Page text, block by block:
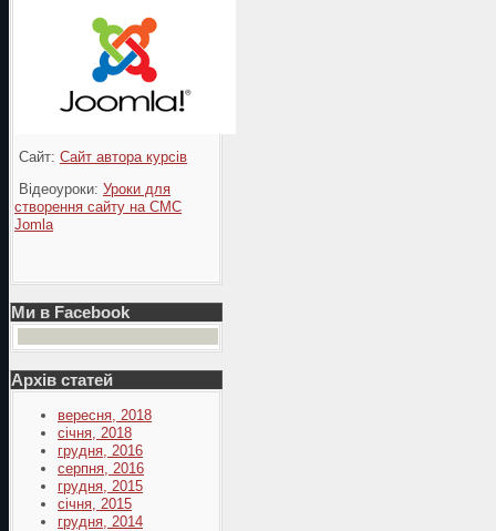
Сайт: Сайт автора курсів
Відеоуроки: Уроки для
створення сайту на СМС
Jomla
Ми в Facebook
Архів статей
вересня, 2018
січня, 2018
грудня, 2016
серпня, 2016
грудня, 2015
січня, 2015
грудня, 2014